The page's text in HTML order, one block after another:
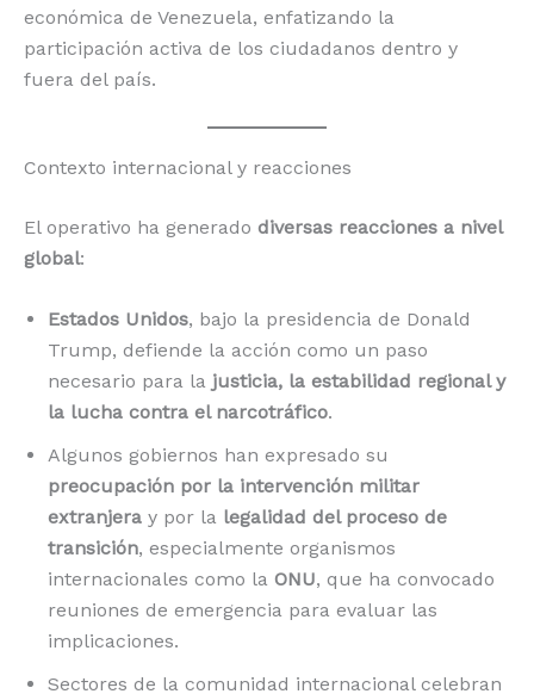
económica de Venezuela, enfatizando la
participación activa de los ciudadanos dentro y
fuera del país.
Contexto internacional y reacciones
El operativo ha generado diversas reacciones a nivel
global:
Estados Unidos, bajo la presidencia de Donald
Trump, defiende la acción como un paso
necesario para la justicia, la estabilidad regional y
la lucha contra el narcotráfico.
Algunos gobiernos han expresado su
preocupación por la intervención militar
extranjera y por la legalidad del proceso de
transición, especialmente organismos
internacionales como la ONU, que ha convocado
reuniones de emergencia para evaluar las
implicaciones.
Sectores de la comunidad internacional celebran